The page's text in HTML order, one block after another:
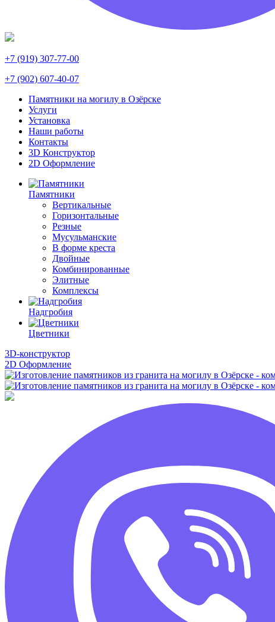
+7 (919) 307-77-00
+7 (902) 607-40-07
Памятники на могилу в Озёрске
Услуги
Установка
Наши работы
Контакты
3D Конструктор
2D Оформление
Памятники
Вертикальные
Горизонтальные
Резные
Мусульманские
В форме креста
Двойные
Комбинированные
Элитные
Комплексы
Надгробия
Цветники
3D-конструктор
2D Оформление